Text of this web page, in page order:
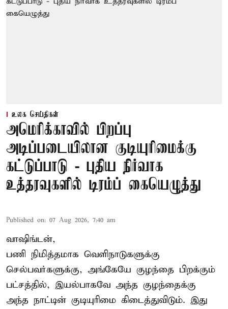
உலக செய்திகள்
அமெரிக்காவில் பிறப்பு
அடிப்படையிலான குடியுரிமைக்கு
கட்டுப்பாடு - புதிய நிர்வாக
உத்தரவுகளில் டிரம்ப் கையெழுத்து
Published on: 07 Aug 2026, 7:40 am
வாஷிங்டன்,
பணி நிமித்தமாக வெளிநாடுகளுக்கு
செல்பவர்களுக்கு, அங்கேயே குழந்தை பிறக்கும்
பட்சத்தில், இயல்பாகவே அந்த குழந்தைக்கு
அந்த நாட்டின் குடியுரிமை கிடைத்துவிடும். இது